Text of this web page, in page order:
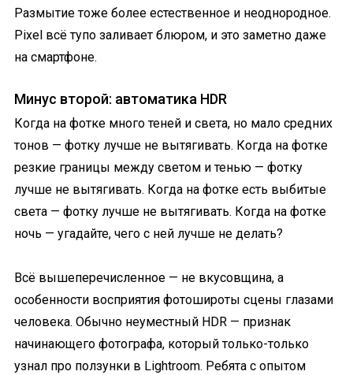
Размытие тоже более естественное и неоднородное.
Pixel всё тупо заливает блюром, и это заметно даже
на смартфоне.
Минус второй: автоматика HDR
Когда на фотке много теней и света, но мало средних
тонов — фотку лучше не вытягивать. Когда на фотке
резкие границы между светом и тенью — фотку
лучше не вытягивать. Когда на фотке есть выбитые
света — фотку лучше не вытягивать. Когда на фотке
ночь — угадайте, чего с ней лучше не делать?
Всё вышеперечисленное — не вкусовщина, а
особенности восприятия фотошироты сцены глазами
человека. Обычно неуместный HDR — признак
начинающего фотографа, который только-только
узнал про ползунки в Lightroom. Ребята с опытом